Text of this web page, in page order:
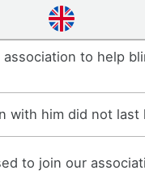
association to help
with him did not last
to join our